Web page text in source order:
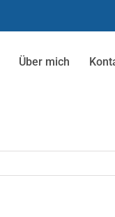
Über mich